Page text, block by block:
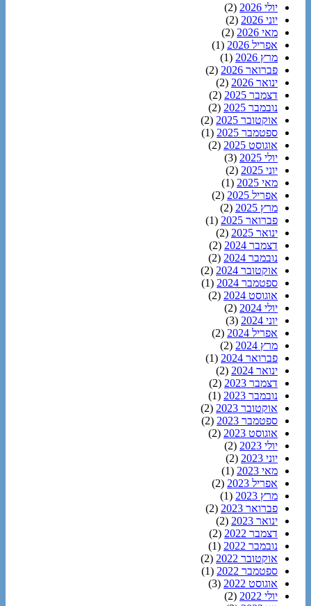
יולי 2026
(2)
יוני 2026
(2)
מאי 2026
(2)
אפריל 2026
(1)
מרץ 2026
(1)
פברואר 2026
(2)
ינואר 2026
(2)
דצמבר 2025
(2)
נובמבר 2025
(2)
אוקטובר 2025
(2)
ספטמבר 2025
(1)
אוגוסט 2025
(2)
יולי 2025
(3)
יוני 2025
(2)
מאי 2025
(1)
אפריל 2025
(2)
מרץ 2025
(2)
פברואר 2025
(1)
ינואר 2025
(2)
דצמבר 2024
(2)
נובמבר 2024
(2)
אוקטובר 2024
(2)
ספטמבר 2024
(1)
אוגוסט 2024
(2)
יולי 2024
(2)
יוני 2024
(3)
אפריל 2024
(2)
מרץ 2024
(2)
פברואר 2024
(1)
ינואר 2024
(2)
דצמבר 2023
(2)
נובמבר 2023
(1)
אוקטובר 2023
(2)
ספטמבר 2023
(2)
אוגוסט 2023
(2)
יולי 2023
(2)
יוני 2023
(2)
מאי 2023
(1)
אפריל 2023
(2)
מרץ 2023
(1)
פברואר 2023
(2)
ינואר 2023
(2)
דצמבר 2022
(2)
נובמבר 2022
(1)
אוקטובר 2022
(2)
ספטמבר 2022
(1)
אוגוסט 2022
(3)
יולי 2022
(2)